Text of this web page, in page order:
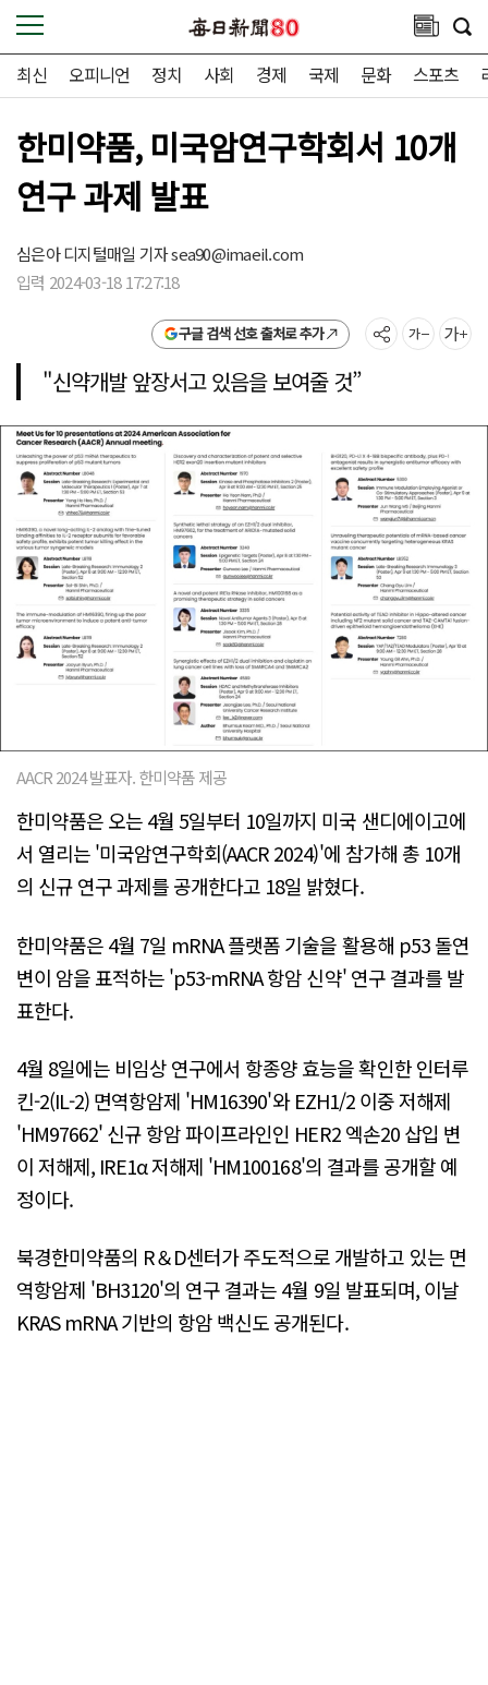
최신 오피니언 정치 사회 경제 국제 문화 스포츠
한미약품, 미국암연구학회서 10개
연구 과제 발표
심은아 디지털매일 기자sea90@imaeil.com
입력 2024-03-18 17:27:18
구글 검색 선호 출처로 추가
"신약개발 앞장서고 있음을 보여줄 것”
AACR 2024 발표자. 한미약품 제공
한미약품은 오는 4월 5일부터 10일까지 미국 샌디에이고에
서 열리는 '미국암연구학회(AACR 2024)'에 참가해 총 10개
의 신규 연구 과제를 공개한다고 18일 밝혔다.
한미약품은 4월 7일 mRNA 플랫폼 기술을 활용해 p53 돌연
변이 암을 표적하는 'p53-mRNA 항암 신약' 연구 결과를 발
표한다.
4월 8일에는 비임상 연구에서 항종양 효능을 확인한 인터루
킨-2(IL-2) 면역항암제 'HM16390'와 EZH1/2 이중 저해제
'HM97662' 신규 항암 파이프라인인 HER2 엑손20 삽입 변
이 저해제, IRE1α 저해제 'HM100168'의 결과를 공개할 예
정이다.
북경한미약품의 R＆D센터가 주도적으로 개발하고 있는 면
역항암제 'BH3120'의 연구 결과는 4월 9일 발표되며, 이날
KRAS mRNA 기반의 항암 백신도 공개된다.